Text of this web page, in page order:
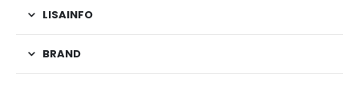
LISAINFO
BRAND